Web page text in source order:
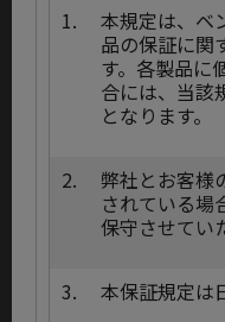
1.
本規定は、ベ
品の保証に関
す。各製品に
合には、当該
となります。
2.
弊社とお客様
されている場
保守させてい
3. 本保証規定は